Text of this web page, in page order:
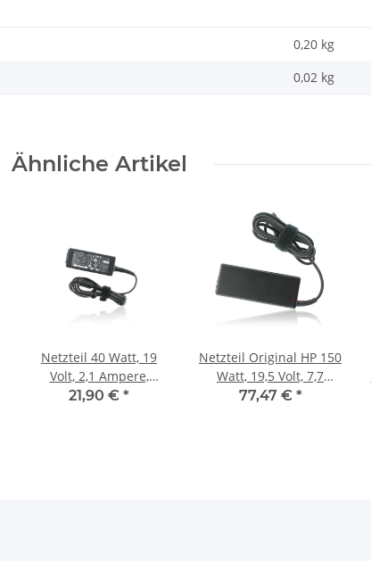
0,20 kg
0,02 kg
Ähnliche Artikel
Netzteil 40 Watt, 19
Volt, 2,1 Ampere,
Stecker: 5.5 mm x 2.5
21,90 € *
Netzteil Original HP 150
Watt, 19,5 Volt, 7,7
Ampere, Stecker: 7,4
77,47 € *